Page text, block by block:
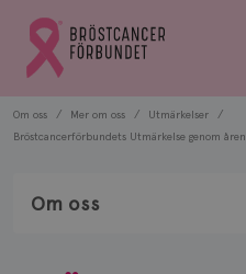
Gå
till
Bröstcancerförbundets
startsida
Om oss Mer om oss
Utmärkelser
Bröstcancerförbundets Utmärkelse genom åren
Om oss